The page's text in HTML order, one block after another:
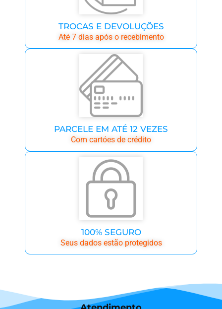
TROCAS E DEVOLUÇÕES
Até 7 dias após o recebimento
PARCELE EM ATÉ 12 VEZES
Com cartóes de crédito
100% SEGURO
Seus dados estão protegidos